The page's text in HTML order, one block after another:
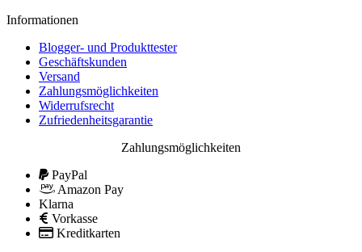
Informationen
Blogger- und Produkttester
Geschäftskunden
Versand
Zahlungsmöglichkeiten
Widerrufsrecht
Zufriedenheitsgarantie
Zahlungsmöglichkeiten
PayPal
Amazon Pay
Klarna
Vorkasse
Kreditkarten